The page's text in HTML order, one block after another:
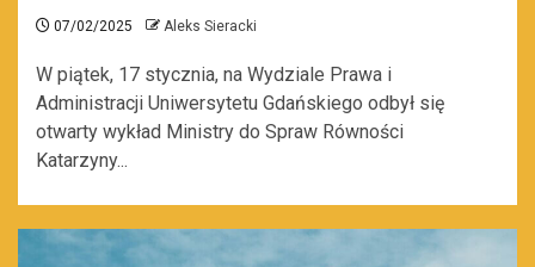
07/02/2025 Aleks Sieracki
W piątek, 17 stycznia, na Wydziale Prawa i
Administracji Uniwersytetu Gdańskiego odbył się
otwarty wykład Ministry do Spraw Równości
Katarzyny...